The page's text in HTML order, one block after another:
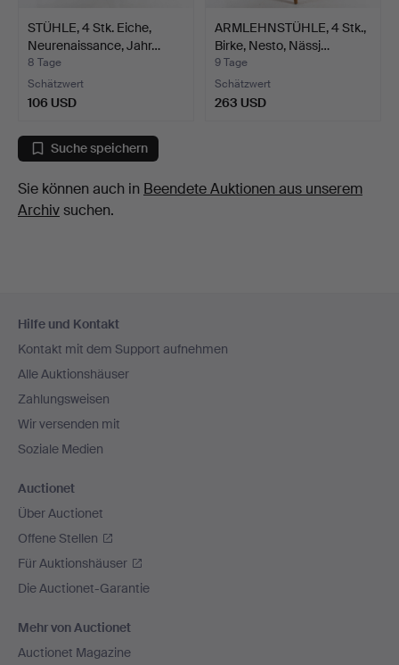
STÜHLE, 4 Stk. Eiche,
Neurenaissance, Jahr…
8 Tage
Schätzwert
106 USD
ARMLEHNSTÜHLE, 4 Stk.,
Birke, Nesto, Nässj…
9 Tage
Schätzwert
263 USD
Suche speichern
Sie können auch in Beendete Auktionen aus unserem
Archivsuchen.
Navigation
Hilfe und Kontakt
Kontakt mit dem Support aufnehmen
Alle Auktionshäuser
Zahlungsweisen
Wir versenden mit
Soziale Medien
Auctionet
Über Auctionet
Offene Stellen
Für Auktionshäuser
Die Auctionet-Garantie
Mehr von Auctionet
Auctionet Magazine